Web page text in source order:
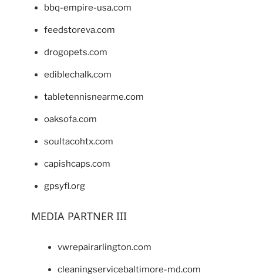
bbq-empire-usa.com
feedstoreva.com
drogopets.com
ediblechalk.com
tabletennisnearme.com
oaksofa.com
soultacohtx.com
capishcaps.com
gpsyfl.org
MEDIA PARTNER III
vwrepairarlington.com
cleaningservicebaltimore-md.com